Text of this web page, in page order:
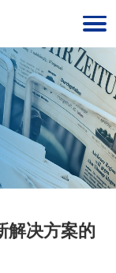
解决方案的